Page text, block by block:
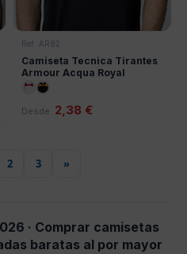
Ref: AR82
Camiseta Tecnica Tirantes
Armour Acqua Royal
Desde 2,38 €
2 3 »
· Comprar camisetas
baratas al por mayor